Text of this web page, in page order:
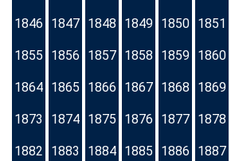
1846 1847 1848 1849 1850 1851
1855 1856 1857 1858 1859 1860
1864 1865 1866 1867 1868 1869
1873 1874 1875 1876 1877 1878
1882 1883 1884 1885 1886 1887